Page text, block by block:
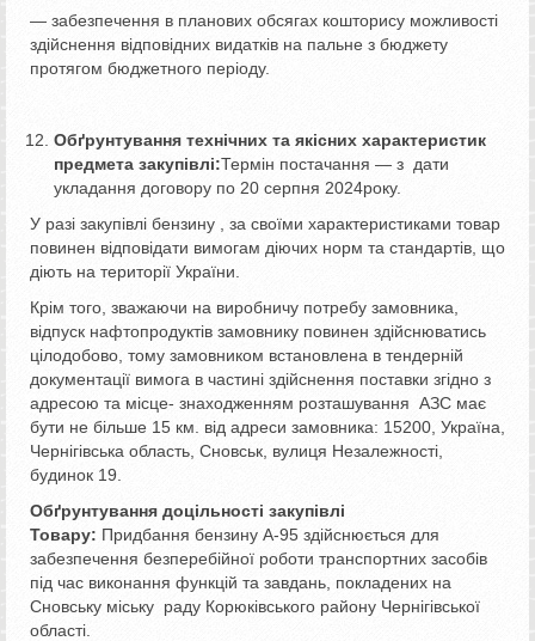
— забезпечення в планових обсягах кошторису можливості
здійснення відповідних видатків на пальне з бюджету
протягом бюджетного періоду.
Обґрунтування технічних та якісних характеристик
предмета закупівлі:Термін постачання — з дати
укладання договору по 20 серпня 2024року.
У разі закупівлі бензину , за своїми характеристиками товар
повинен відповідати вимогам діючих норм та стандартів, що
діють на території України.
Крім того, зважаючи на виробничу потребу замовника,
відпуск нафтопродуктів замовнику повинен здійснюватись
цілодобово, тому замовником встановлена в тендерній
документації вимога в частині здійснення поставки згідно з
адресою та місце- знаходженням розташування АЗС має
бути не більше 15 км. від адреси замовника: 15200, Україна,
Чернігівська область, Сновськ, вулиця Незалежності,
будинок 19.
Обґрунтування доцільності закупівлі
Товару: Придбання бензину А-95 здійснюється для
забезпечення безперебійної роботи транспортних засобів
під час виконання функцій та завдань, покладених на
Сновську міську раду Корюківського району Чернігівської
області.